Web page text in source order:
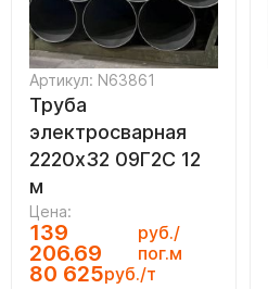
Артикул: N63861
Труба
электросварная
2220х32 09Г2С 12
м
Цена:
139
206.69
руб./
пог.м
80 625руб./т